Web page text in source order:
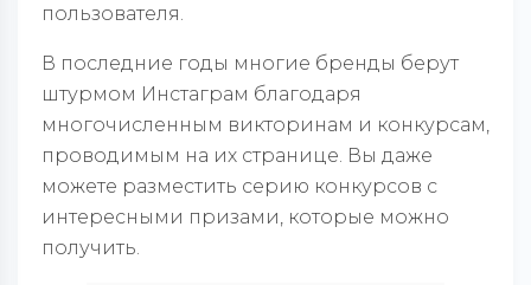
пользователя.
В последние годы многие бренды берут
штурмом Инстаграм благодаря
многочисленным викторинам и конкурсам,
проводимым на их странице. Вы даже
можете разместить серию конкурсов с
интересными призами, которые можно
получить.